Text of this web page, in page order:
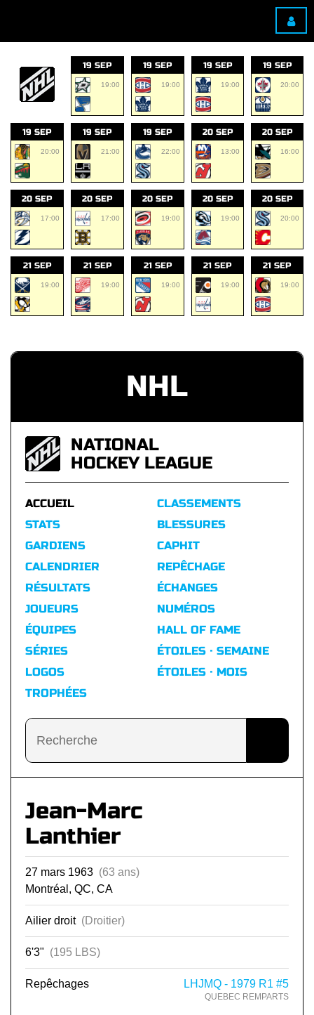
19 SEP
19:00
19 SEP
19:00
19 SEP
19:00
19 SEP
20:00
19 SEP
20:00
19 SEP
21:00
19 SEP
22:00
20 SEP
13:00
20 SEP
16:00
20 SEP
17:00
20 SEP
17:00
20 SEP
19:00
20 SEP
19:00
20 SEP
20:00
21 SEP
19:00
21 SEP
19:00
21 SEP
19:00
21 SEP
19:00
21 SEP
19:00
NHL
NATIONAL
HOCKEY LEAGUE
ACCUEIL
STATS
GARDIENS
CALENDRIER
RÉSULTATS
CLASSEMENTS
BLESSURES
CAPHIT
REPÊCHAGE
ÉCHANGES
JOUEURS
ÉQUIPES
SÉRIES
LOGOS
TROPHÉES
NUMÉROS
HALL OF FAME
ÉTOILES · SEMAINE
ÉTOILES · MOIS
Jean-Marc
Lanthier
27 mars 1963 (63 ans)
Montréal, QC, CA
Ailier droit (Droitier)
6'3" (195 LBS)
Repêchages LHJMQ - 1979 R1 #5
QUEBEC REMPARTS